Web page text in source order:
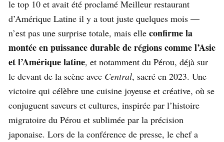
le top 10 et avait été proclamé Meilleur restaurant
d’Amérique Latine il y a tout juste quelques mois —
n’est pas une surprise totale, mais elle confirme la
montée en puissance durable de régions comme l’Asie
et l’Amérique latine, et notamment du Pérou, déjà sur
le devant de la scène avec Central, sacré en 2023. Une
victoire qui célèbre une cuisine joyeuse et créative, où se
conjuguent saveurs et cultures, inspirée par l’histoire
migratoire du Pérou et sublimée par la précision
japonaise. Lors de la conférence de presse, le chef a